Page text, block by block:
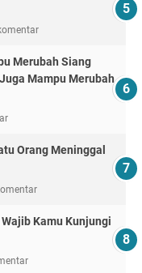
Merubah Siang
Mampu Merubah
Orang Meninggal
Kamu Kunjungi